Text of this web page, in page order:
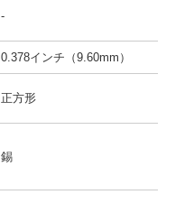
-
0.378インチ（9.60mm）
正方形
錫